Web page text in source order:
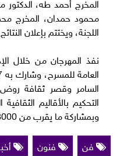
محمود حمدان، المخرج
اللجنة، ويختتم بإعلان
نفذ المهرجان من خلال
السامر وقصر ثقافة
وبمشاركة ما يقرب من 8000 موهبة شابة.
فن
فنون